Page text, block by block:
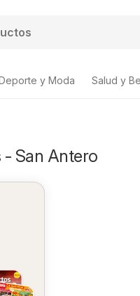
y Moda Salud y
San Antero